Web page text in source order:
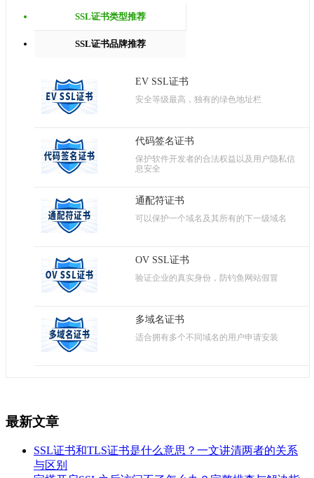
SSL证书类型推荐
SSL证书品牌推荐
EV SSL证书
安全等级最高，独有的绿色地址栏
代码签名证书
保护软件开发者的合法权益以及用户隐私信
息安全
通配符证书
可以保护一个域名及其所有的下一级域名
OV SSL证书
验证企业的真实身份，防钓鱼网站假冒
多域名证书
适合拥有多个不同域名的用户申请安装
最新文章
SSL证书和TLS证书是什么意思？一文讲清两者的关系
与区别